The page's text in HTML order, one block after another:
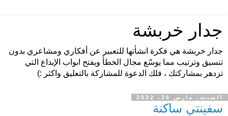
جدار خربشة
جدار خربشة هي فكرة انشأتها للتعبير عن أفكاري ومشاعري بدون
تنسيق وترتيب مما يوسّع مجال الخطأ ويفتح ابواب الإبداع التي
تزدهر بمشاركتك ، فلك الدعوة للمشاركة بالتعليق واكثر :)
السبت، مارس 26، 2022
سفينتي ساكنة